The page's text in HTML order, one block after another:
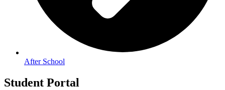
After School
Student Portal